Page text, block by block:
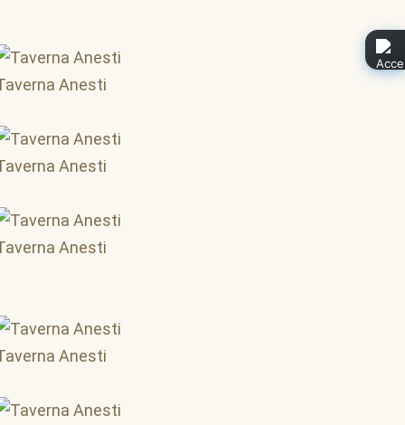
Anesti
Anesti
Anesti
Anesti